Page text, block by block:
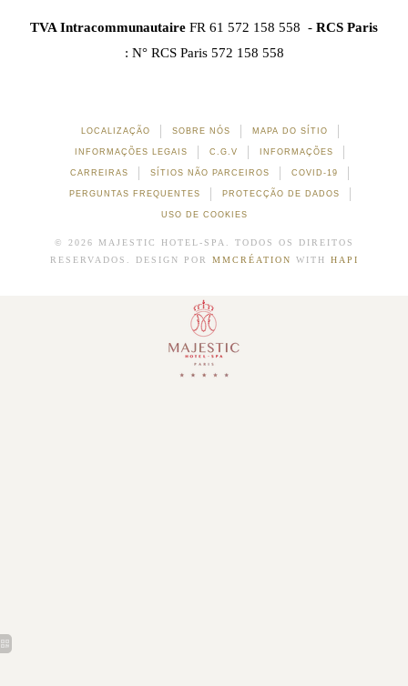
TVA Intracommunautaire FR 61 572 158 558 - RCS Paris
: N° RCS Paris 572 158 558
LOCALIZAÇÃO SOBRE NÓS MAPA DO SÍTIO
INFORMAÇÕES LEGAIS C.G.V INFORMAÇÕES
CARREIRAS SÍTIOS NÃO PARCEIROS COVID-19
PERGUNTAS FREQUENTES PROTECÇÃO DE DADOS
USO DE COOKIES
© 2026 MAJESTIC HOTEL-SPA. TODOS OS DIREITOS
RESERVADOS. DESIGN POR MMCRÉATION WITH HAPI